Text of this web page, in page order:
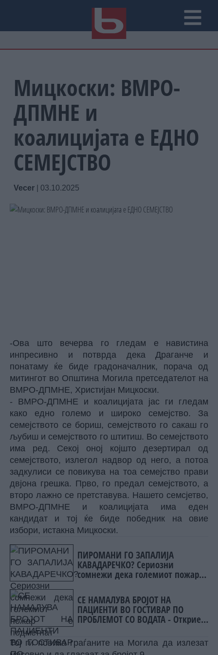
Мицкоски: ВМРО-
ДПМНЕ и
коалицијата е ЕДНО
СЕМЕЈСТВО
Vecer 03.10.2025
-Ова што вечерва го гледам е навистина
инпресивно и потврда дека Драганче и
понатаму ќе биде градоначалник, порача од
митингот во Општина Могила претседателот на
ВМРО-ДПМНЕ, Христијан Мицкоски.
- ВМРО-ДПМНЕ и коалицијата јас ги гледам
како едно големо и широко семејство. За
семејството се бориш, семејството го сакаш го
љубиш и семејството го штитиш. Во семејството
има ред. Секој оној којшто дезертирал од
семејството, излегол надвор од него, а потоа
задкулиси се повикува на тоа семејство прави
двјона грешка. Прво, го предал семејството, а
второ лажно се претставува. Нашето семсјетво,
ВМРО-ДПМНЕ и коалицијата има еден
кандидат и тој ќе биде победник на овие
избори, истакна Мицкоски.
ПИРОМАНИ ГО ЗАПАЛИЈА
КАВАДАРЕЧКО? Сериозни
сомнежи дека големиот пожар е
СЕ НАМАЛУВА БРОЈОТ НА
ПАЦИЕНТИ ВО ГОСТИВАР ПО
ПРОБЛЕМОТ СО ВОДАТА - Откриен
Западнонилска треска
Тој ги повика граѓаните на Могила да излезат